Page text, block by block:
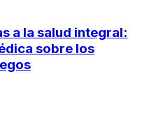
a la salud integral:
sobre los